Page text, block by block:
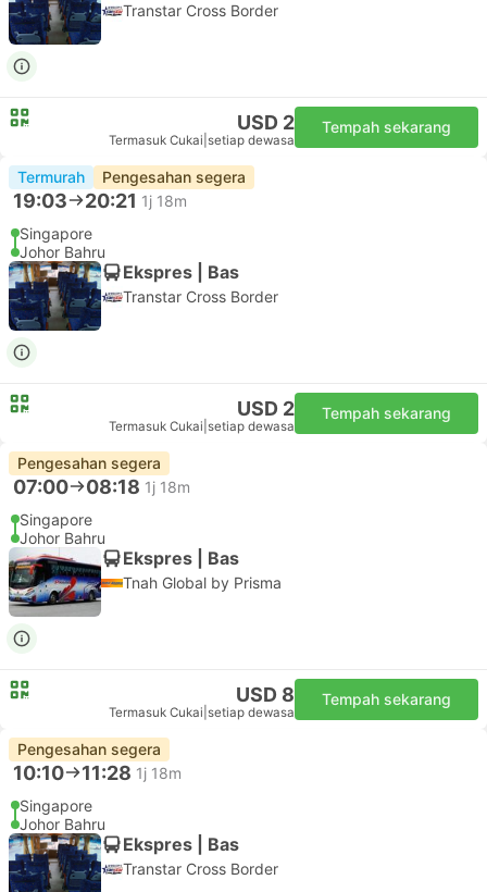
Transtar Cross Border
USD 2
Termasuk Cukai setiap dewasa
Tempah sekarang
Termurah Pengesahan segera
19:03 20:21 1j 18m
Singapore
Johor Bahru
Ekspres | Bas
Transtar Cross Border
USD 2
Termasuk Cukai setiap dewasa
Tempah sekarang
Pengesahan segera
07:00 08:18 1j 18m
Singapore
Johor Bahru
Ekspres | Bas
Tnah Global by Prisma
USD 8
Termasuk Cukai setiap dewasa
Tempah sekarang
Pengesahan segera
10:10 11:28 1j 18m
Singapore
Johor Bahru
Ekspres | Bas
Transtar Cross Border